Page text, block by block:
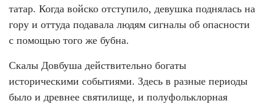
татар. Когда войско отступило, девушка поднялась на
гору и оттуда подавала людям сигналы об опасности
с помощью того же бубна.
Скалы Довбуша действительно богаты
историческими событиями. Здесь в разные периоды
было и древнее святилище, и полуфольклорная